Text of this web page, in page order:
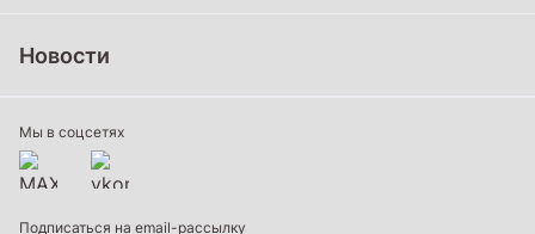
Дополнительное образование
Новости
Мы в соцсетях
Подписаться на email-рассылку